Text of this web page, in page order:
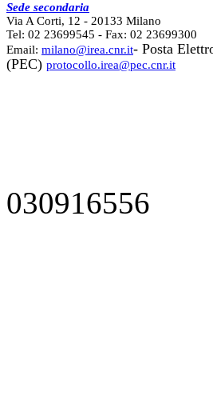
Sede secondaria
Via A Corti, 12 - 20133 Milano
Tel: 02 23699545 - Fax: 02 23699300
Email: milano@irea.cnr.it- Posta
(PEC) protocollo.irea@pec.cnr.it
030916556